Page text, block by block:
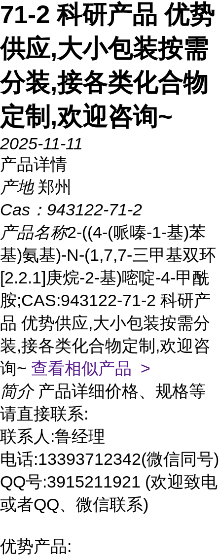
71-2 科研产品 优势
供应,大小包装按需
分装,接各类化合物
定制,欢迎咨询~
2025-11-11
产品详情
产地 郑州
Cas： 943122-71-2
产品名称2-((4-(哌嗪-1-基)苯
基)氨基)-N-(1,7,7-三甲基双环
[2.2.1]庚烷-2-基)嘧啶-4-甲酰
胺;CAS:943122-71-2 科研产
品 优势供应,大小包装按需分
装,接各类化合物定制,欢迎咨
询~ 查看相似产品 >
简介 产品详细价格、规格等
请直接联系:
联系人:鲁经理
电话:13393712342(微信同号)
QQ号:3915211921 (欢迎致电
或者QQ、微信联系)
优势产品: